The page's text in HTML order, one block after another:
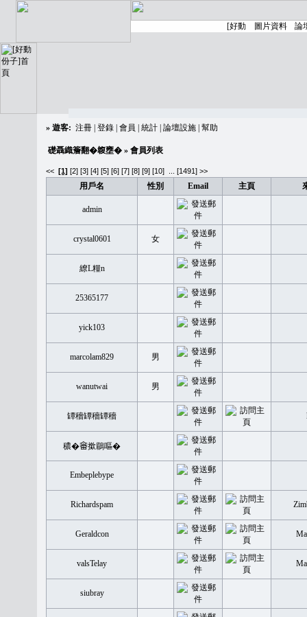
» 遊客: 注冊 登錄 會員 統計 論壇設施 幫助
礎聶織簷翻�䪖壅� » 會員列表
<< [1] [2] [3] [4] [5] [6] [7] [8] [9] [10] [1491] >>
用戶名 性別 Email 主頁
admin
crystal0601 女
繚L糧n
25365177
yick103
marcolam829 男
wanutwai 男
罈穡罈穡罈穡
穠�𤲞撳鶥嘔�
Embeplebype
Richardspam
Geraldcon
valsTelay
siubray